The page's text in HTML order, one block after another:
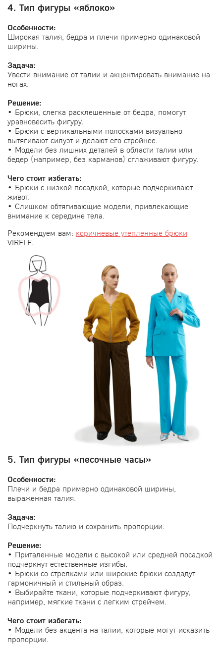
4. Тип фигуры «яблоко»
Особенности:
Широкая талия, бедра и плечи примерно одинаковой
ширины.
Задача:
Увести внимание от талии и акцентировать внимание на
ногах.
Решение:
• Брюки, слегка расклешенные от бедра, помогут
уравновесить фигуру.
• Брюки с вертикальными полосками визуально
вытягивают силуэт и делают его стройнее.
• Модели без лишних деталей в области талии или
бедер (например, без карманов) сглаживают фигуру.
Чего стоит избегать:
• Брюки с низкой посадкой, которые подчеркивают
живот.
• Слишком обтягивающие модели, привлекающие
внимание к середине тела.
Рекомендуем вам: коричневые утепленные брюки
VIRELE.
5. Тип фигуры «песочные часы»
Особенности:
Плечи и бедра примерно одинаковой ширины,
выраженная талия.
Задача:
Подчеркнуть талию и сохранить пропорции.
Решение:
• Приталенные модели с высокой или средней посадкой
подчеркнут естественные изгибы.
• Брюки со стрелками или широкие брюки создадут
гармоничный и стильный образ.
• Выбирайте ткани, которые подчеркивают фигуру,
например, мягкие ткани с легким стрейчем.
Чего стоит избегать:
• Модели без акцента на талии, которые могут исказить
пропорции.